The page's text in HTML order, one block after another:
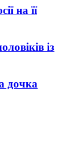
на її
із
дочка